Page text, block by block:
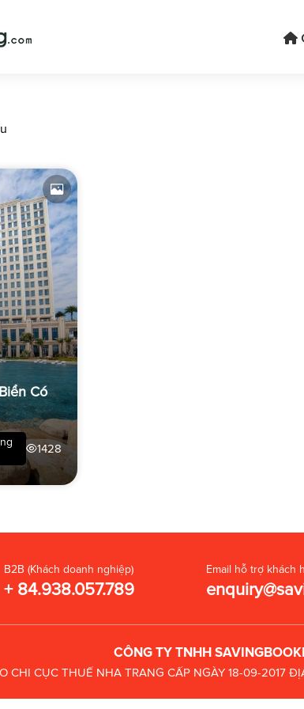
Có
1428
B2B (Khách doanh nghiệp)
+ 84.938.057.789
Email hỗ trợ khách
CÔNG TY TNHH
CHI CỤC THUẾ NHA TRANG CẤP NGÀY 18-09-2017